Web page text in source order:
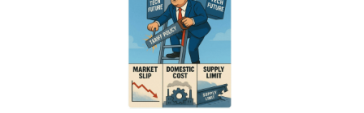
成為 EJ Tech 會員